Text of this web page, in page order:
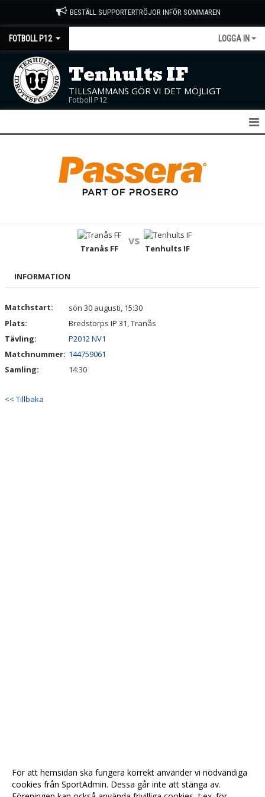
BESTÄLL SUPPORTERTRÖJOR INFÖR SOMMAREN
FOTBOLL P12 LOGGA IN
Tenhults IF
TILLSAMMANS GÖR VI DET MÖJLIGT
Fotboll P12
BILDGALLERI
KONTAKT
Tranås FF
vs
Tenhults IF
INFORMATION
Matchstart:
sön 30 augusti, 15:30
Plats:
Bredstorps IP 31, Tranås
Tävling:
P2012 NV1
Matchnummer: 144759061
Samling:
14:30
<< Tillbaka
För att hemsidan ska fungera korrekt använder vi nödvändiga
cookies från SportAdmin. Dessa går inte att stänga av.